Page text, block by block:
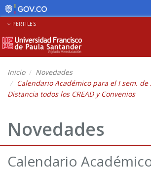
PERFILES
Inicio
Novedades
Calendario Académico para el I sem.
Distancia todos los CREAD y Convenios
Novedades
Calendario